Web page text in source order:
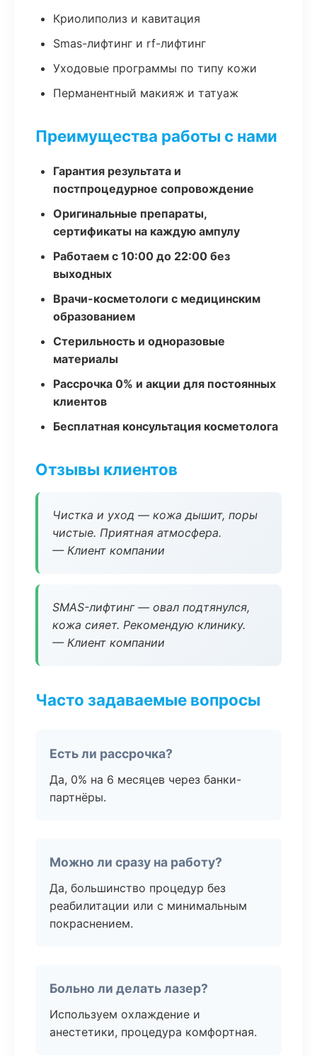
Криолиполиз и кавитация
Smas-лифтинг и rf-лифтинг
Уходовые программы по типу кожи
Перманентный макияж и татуаж
Преимущества работы с нами
Гарантия результата и
постпроцедурное сопровождение
Оригинальные препараты,
сертификаты на каждую ампулу
Работаем с 10:00 до 22:00 без
выходных
Врачи-косметологи с медицинским
образованием
Стерильность и одноразовые
материалы
Рассрочка 0% и акции для постоянных
клиентов
Бесплатная консультация косметолога
Отзывы клиентов
Чистка и уход — кожа дышит, поры
чистые. Приятная атмосфера.
— Клиент компании
SMAS-лифтинг — овал подтянулся,
кожа сияет. Рекомендую клинику.
— Клиент компании
Часто задаваемые вопросы
Есть ли рассрочка?
Да, 0% на 6 месяцев через банки-
партнёры.
Можно ли сразу на работу?
Да, большинство процедур без
реабилитации или с минимальным
покраснением.
Больно ли делать лазер?
Используем охлаждение и
анестетики, процедура комфортная.